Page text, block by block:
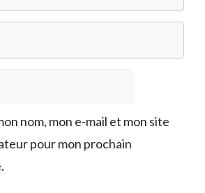
nom, mon e-mail et mon site
pour mon prochain